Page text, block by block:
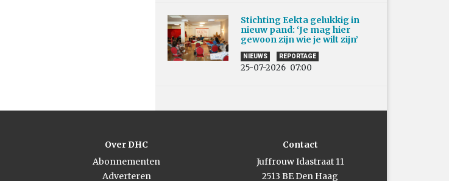
Stichting Eekta gelukkig in
nieuw pand: ‘Je mag hier
gewoon zijn wie je wilt zijn’
NIEUWS REPORTAGE
25-07-2026 07:00
Over DHC
Abonnementen
Adverteren
Contact
Juffrouw Idastraat 11
2513 BE Den Haag